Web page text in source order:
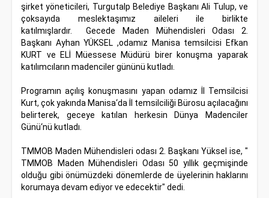
şirket yöneticileri, Turgutalp Belediye Başkanı Ali Tulup, ve
çoksayıda meslektaşımız aileleri ile birlikte
katılmışlardır. Gecede Maden Mühendisleri Odası 2.
Başkanı Ayhan YÜKSEL ,odamız Manisa temsilcisi Efkan
KURT ve ELİ Müessese Müdürü birer konuşma yaparak
katılımcıların madenciler gününü kutladı.
Programın açılış konuşmasını yapan odamız İl Temsilcisi
Kurt, çok yakında Manisa‘da İl temsilciliği Bürosu açılacağını
belirterek, geceye katılan herkesin Dünya Madenciler
Günü‘nü kutladı.
TMMOB Maden Mühendisleri odası 2. Başkanı Yüksel ise, "
TMMOB Maden Mühendisleri Odası 50 yıllık geçmişinde
olduğu gibi önümüzdeki dönemlerde de üyelerinin haklarını
korumaya devam ediyor ve edecektir" dedi.